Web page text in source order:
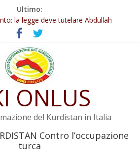
Ultimo:
negativa deve essere trasformata in
la legge deve tutelare Abdullah
KNK: Şengal è di nuovo sotto minaccia
di Rêber Apo ostacolerebbe
internazionale contro i crimini di guerra
ONLUS
del Kurdistan in Italia
Contro l’occupazione
turca